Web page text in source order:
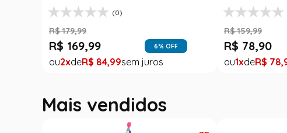
% OFF 169 99 % OFF
2 R$ 84
Mais vendidos